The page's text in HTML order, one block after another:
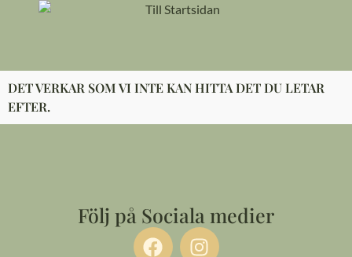
content
DET VERKAR SOM VI INTE KAN HITTA DET DU LETAR
EFTER.
Följ på Sociala medier